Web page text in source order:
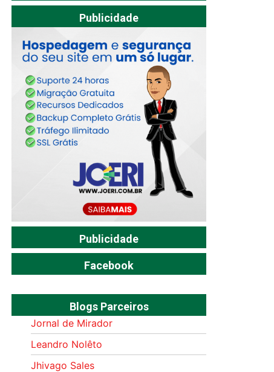
Publicidade
Publicidade
Facebook
Blogs Parceiros
Jornal de Mirador
Leandro Nolêto
Jhivago Sales